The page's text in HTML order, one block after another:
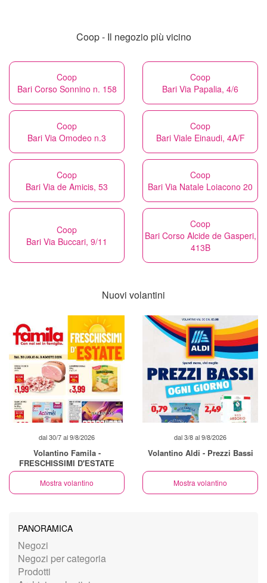
Coop - Il negozio più vicino
Coop
Bari Corso Sonnino n. 158
Coop
Bari Via Papalia, 4/6
Coop
Bari Via Omodeo n.3
Coop
Bari Viale Einaudi, 4A/F
Coop
Bari Via de Amicis, 53
Coop
Bari Via Natale Loiacono 20
Coop
Bari Via Buccari, 9/11
Coop
Bari Corso Alcide de Gasperi,
413B
Nuovi volantini
dal 30/7 al 9/8/2026
Volantino Famila -
FRESCHISSIMI D'ESTATE
Mostra volantino
dal 3/8 al 9/8/2026
Volantino Aldi - Prezzi Bassi
Mostra volantino
PANORAMICA
Negozi
Negozi per categoria
Prodotti